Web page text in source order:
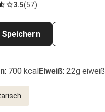
3.5(57)
Speichern
: 700 kcalEiweiß: 22g eiweiß